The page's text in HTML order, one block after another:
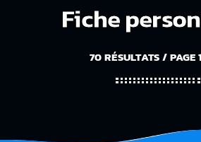
Fiche
70 RÉSULTATS / PAGE